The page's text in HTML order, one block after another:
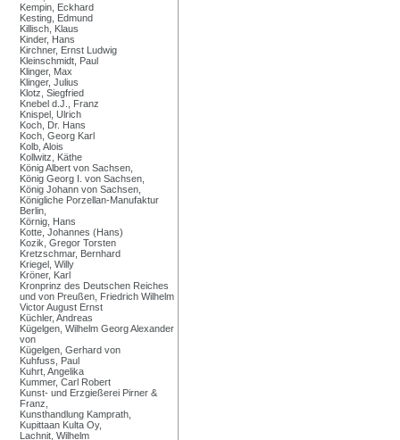
Kempin, Eckhard
Kesting, Edmund
Killisch, Klaus
Kinder, Hans
Kirchner, Ernst Ludwig
Kleinschmidt, Paul
Klinger, Max
Klinger, Julius
Klotz, Siegfried
Knebel d.J., Franz
Knispel, Ulrich
Koch, Dr. Hans
Koch, Georg Karl
Kolb, Alois
Kollwitz, Käthe
König Albert von Sachsen,
König Georg I. von Sachsen,
König Johann von Sachsen,
Königliche Porzellan-Manufaktur
Berlin,
Körnig, Hans
Kotte, Johannes (Hans)
Kozik, Gregor Torsten
Kretzschmar, Bernhard
Kriegel, Willy
Kröner, Karl
Kronprinz des Deutschen Reiches
und von Preußen, Friedrich Wilhelm
Victor August Ernst
Küchler, Andreas
Kügelgen, Wilhelm Georg Alexander
von
Kügelgen, Gerhard von
Kuhfuss, Paul
Kuhrt, Angelika
Kummer, Carl Robert
Kunst- und Erzgießerei Pirner &
Franz,
Kunsthandlung Kamprath,
Kupittaan Kulta Oy,
Lachnit, Wilhelm